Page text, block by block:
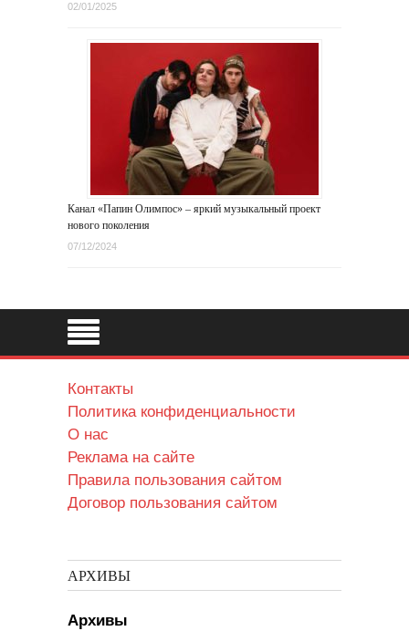
02/01/2025
Канал «Папин Олимпос» – яркий музыкальный проект
нового поколения
07/12/2024
Контакты
Политика конфиденциальности
О нас
Реклама на сайте
Правила пользования сайтом
Договор пользования сайтом
АРХИВЫ
Архивы